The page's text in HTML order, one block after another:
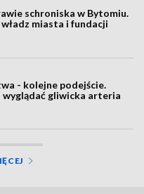
schroniska w Bytomiu.
miasta i fundacji
- kolejne podejście.
wyglądać gliwicka arteria